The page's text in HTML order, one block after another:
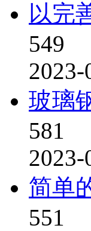
以完
549
2023-
玻璃
581
2023-
简单
551